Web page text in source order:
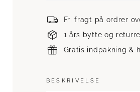
Fri fragt på ordrer
1 års bytte og
Gratis indpakning &
BESKRIVELSE